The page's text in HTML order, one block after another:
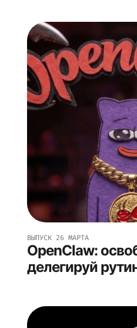
ВЫПУСК 26 МАРТА
OpenClaw:
делегируй